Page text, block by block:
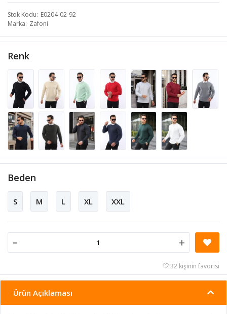
Stok Kodu E0204-02-92
Marka Zafoni
Renk
Beden
S M L XL XXL
- +
32 kişinin favorisi
Ürün Açıklaması